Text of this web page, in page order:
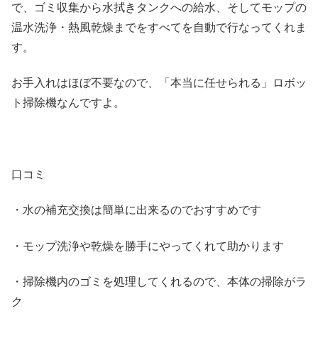
で、ゴミ収集から水拭きタンクへの給水、そしてモップの
温水洗浄・熱風乾燥までをすべてを自動で行なってくれま
す。
お手入れはほぼ不要なので、「本当に任せられる」ロボッ
ト掃除機なんですよ。
口コミ
・水の補充交換は簡単に出来るのでおすすめです
・モップ洗浄や乾燥を勝手にやってくれて助かります
・掃除機内のゴミを処理してくれるので、本体の掃除がラ
ク